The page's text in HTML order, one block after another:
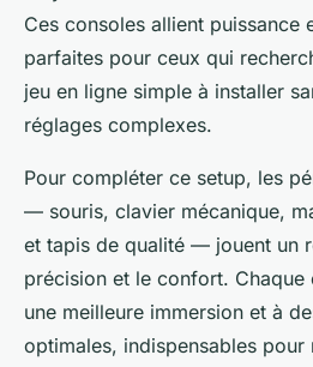
Ces consoles allient puissance
parfaites pour ceux qui
jeu en ligne simple à installer
réglages complexes.
Pour compléter ce setup, les
— souris, clavier mécanique,
et tapis de qualité — jouent un
précision et le confort. Chaque
une meilleure immersion et à
optimales, indispensables pour